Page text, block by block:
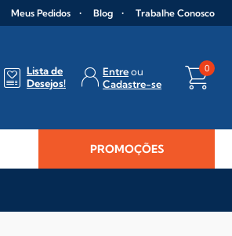
Meus Pedidos Blog Trabalhe Conosco
0
Entre
Cadastre-se
Lista de
Desejos!
PROMOÇÕES